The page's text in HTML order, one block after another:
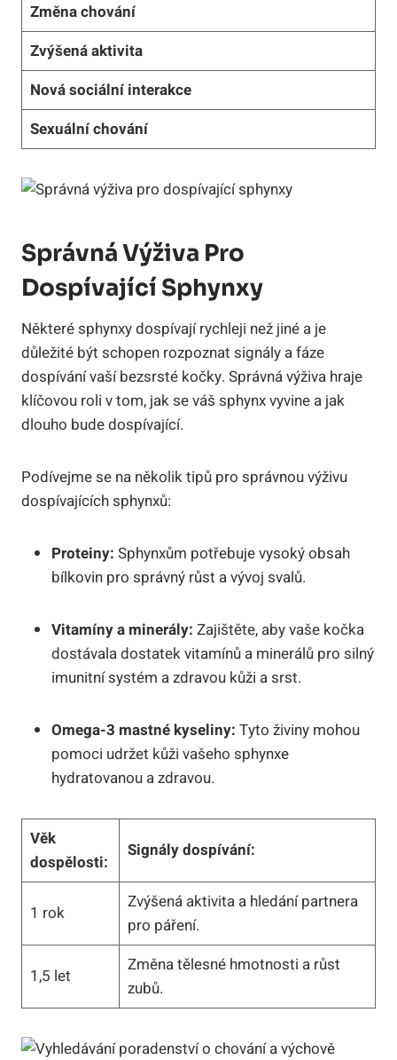
Změna chování
Zvýšená aktivita
Nová sociální interakce
Sexuální chování
Správná Výživa Pro
Dospívající Sphynxy
Některé sphynxy dospívají rychleji než jiné a je
důležité být schopen rozpoznat signály a fáze
dospívání vaší bezsrsté kočky. Správná výživa hraje
klíčovou roli v tom, jak se váš sphynx vyvine a jak
dlouho bude dospívající.
Podívejme se na několik tipů pro správnou výživu
dospívajících sphynxů:
Proteiny: Sphynxům potřebuje vysoký obsah
bílkovin pro správný růst a vývoj svalů.
Vitamíny a minerály: Zajištěte, aby vaše kočka
dostávala dostatek vitamínů a minerálů pro silný
imunitní systém a zdravou kůži a srst.
Omega-3 mastné kyseliny: Tyto živiny mohou
pomoci udržet kůži vašeho sphynxe
hydratovanou a zdravou.
Věk
dospělosti:
Signály dospívání:
1 rok
Zvýšená aktivita a hledání partnera
pro páření.
1,5 let
Změna tělesné hmotnosti a růst
zubů.